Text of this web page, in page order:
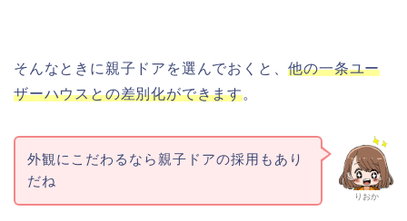
そんなときに親子ドアを選んでおくと、他の一条ユー
ザーハウスとの差別化ができます。
りおか
外観にこだわるなら親子ドアの採用もあり
だね